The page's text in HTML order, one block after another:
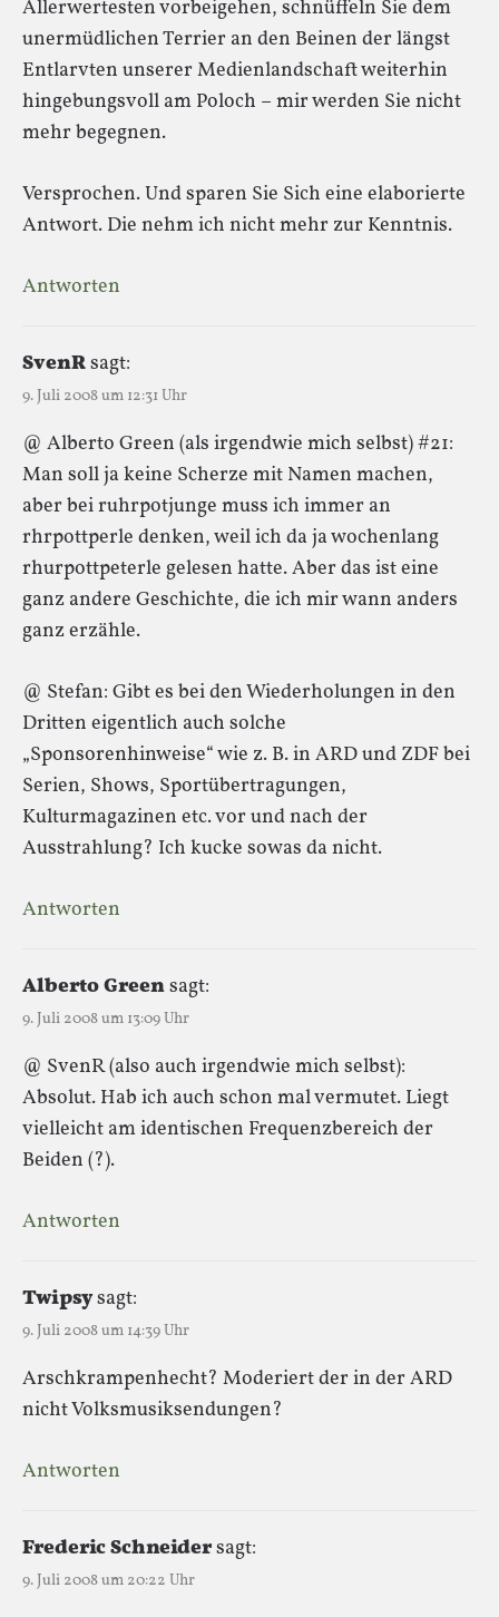
Allerwertesten vorbeigehen, schnüffeln Sie dem
unermüdlichen Terrier an den Beinen der längst
Entlarvten unserer Medienlandschaft weiterhin
hingebungsvoll am Poloch – mir werden Sie nicht
mehr begegnen.
Versprochen. Und sparen Sie Sich eine elaborierte
Antwort. Die nehm ich nicht mehr zur Kenntnis.
Antworten
SvenRsagt:
9. Juli 2008 um 12:31 Uhr
@ Alberto Green (als irgendwie mich selbst) #21:
Man soll ja keine Scherze mit Namen machen,
aber bei ruhrpotjunge muss ich immer an
rhrpottperle denken, weil ich da ja wochenlang
rhurpottpeterle gelesen hatte. Aber das ist eine
ganz andere Geschichte, die ich mir wann anders
ganz erzähle.
@ Stefan: Gibt es bei den Wiederholungen in den
Dritten eigentlich auch solche
„Sponsorenhinweise“ wie z. B. in ARD und ZDF bei
Serien, Shows, Sportübertragungen,
Kulturmagazinen etc. vor und nach der
Ausstrahlung? Ich kucke sowas da nicht.
Antworten
Alberto Greensagt:
9. Juli 2008 um 13:09 Uhr
@ SvenR (also auch irgendwie mich selbst):
Absolut. Hab ich auch schon mal vermutet. Liegt
vielleicht am identischen Frequenzbereich der
Beiden (?).
Antworten
Twipsysagt:
9. Juli 2008 um 14:39 Uhr
Arschkrampenhecht? Moderiert der in der ARD
nicht Volksmusiksendungen?
Antworten
Frederic Schneidersagt:
9. Juli 2008 um 20:22 Uhr